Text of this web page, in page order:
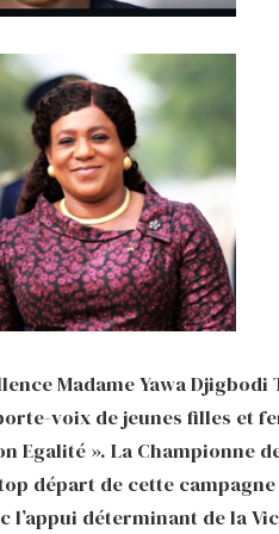
Madame Yawa
voix de jeunes filles et
Egalité ». La Championne
départ de cette
l’appui déterminant de la